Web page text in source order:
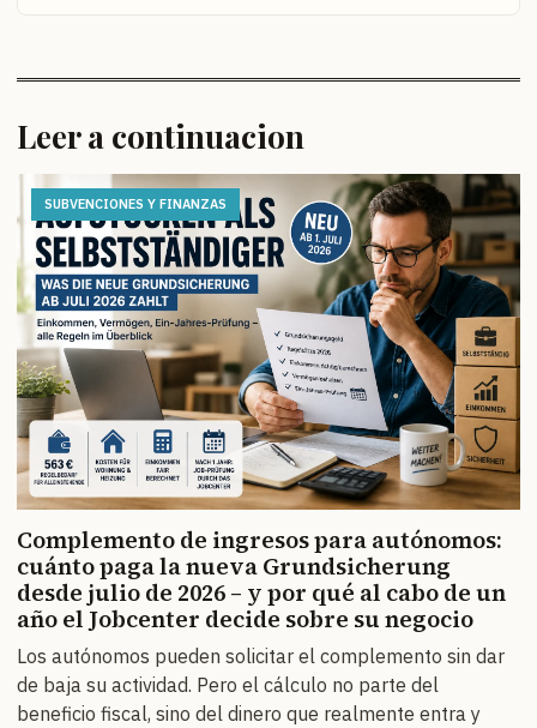
Leer a continuacion
SUBVENCIONES Y FINANZAS
Complemento de ingresos para autónomos:
cuánto paga la nueva Grundsicherung
desde julio de 2026 – y por qué al cabo de un
año el Jobcenter decide sobre su negocio
Los autónomos pueden solicitar el complemento sin dar
de baja su actividad. Pero el cálculo no parte del
beneficio fiscal, sino del dinero que realmente entra y